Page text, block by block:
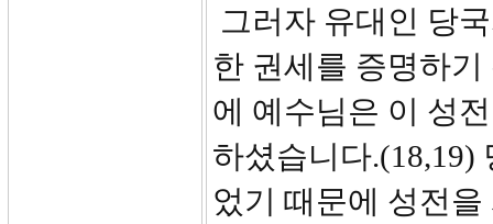
그러자 유대인 당
한 권세를 증명하
에 예수님은 이 성
하셨습니다.(18,19)
었기 때문에 성전